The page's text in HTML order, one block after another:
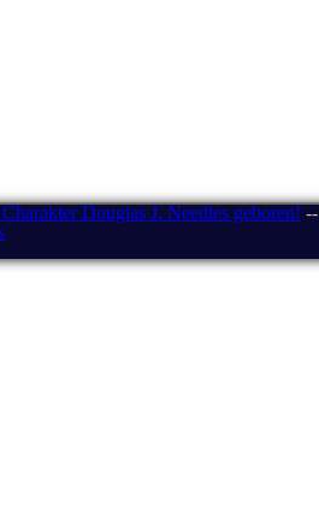
Douglas J. Needles geboren! --